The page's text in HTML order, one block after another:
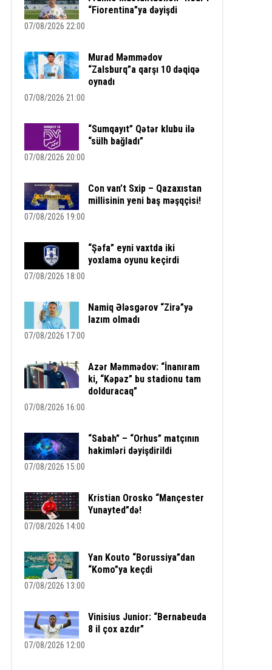
“Fiorentina”ya dəyişdi
07/08/2026 22:00
Murad Məmmədov
“Zalsburq”a qarşı 10 dəqiqə
oynadı
07/08/2026 21:00
“Sumqayıt” Qətər klubu ilə
“sülh bağladı”
07/08/2026 20:00
Con van’t Sxip – Qazaxıstan
millisinin yeni baş məşqçisi!
07/08/2026 19:00
“Şəfa” eyni vaxtda iki
yoxlama oyunu keçirdi
07/08/2026 18:00
Namiq Ələsgərov “Zirə”yə
lazım olmadı
07/08/2026 17:00
Azər Məmmədov: “İnanıram
ki, “Kəpəz” bu stadionu tam
dolduracaq”
07/08/2026 16:00
“Sabah” – “Orhus” matçının
hakimləri dəyişdirildi
07/08/2026 15:00
Kristian Orosko “Mançester
Yunayted”də!
07/08/2026 14:00
Yan Kouto “Borussiya”dan
“Komo”ya keçdi
07/08/2026 13:00
Vinisius Junior: “Bernabeuda
8 il çox azdır”
07/08/2026 12:00